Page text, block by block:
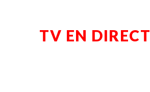
TV EN DIRECT